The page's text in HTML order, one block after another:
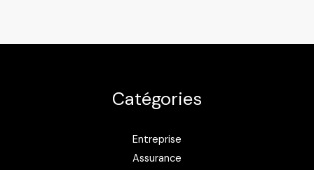
Catégories
Entreprise
Assurance